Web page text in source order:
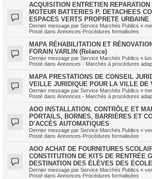
ACQUISITION ENTRETIEN
MOTEUR BATTERIES P. DETACHEES
ESPACES VERTS PROPRETE URBAINE
Dernier message par Service Marchés Publics «
Posté dans Annonces-Procédures formalisées
MAPA RÉHABILITATION ET
FORAIN VARLIN (Relance)
Dernier message par Service Marchés Publics «
Posté dans Annonces - Marchés à procédures
MAPA PRESTATIONS DE CONSEIL
VEILLE JURIDIQUE POUR LA VILLE DE
Dernier message par Service Marchés Publics «
Posté dans Annonces - Marchés à procédures
AOO INSTALLATION, CONTRÔLE ET
PORTAILS, BORNES, BARRIÈRES ET
D’ACCÈS AUTOMATIQUES
Dernier message par Service Marchés Publics «
Posté dans Annonces-Procédures formalisées
AOO ACHAT DE FOURNITURES
CONSTITUTION DE KITS DE RENTRÉE
DESTINATION DES ÉLÈVES DES
Dernier message par Service Marchés Publics «
Posté dans Annonces-Procédures formalisées